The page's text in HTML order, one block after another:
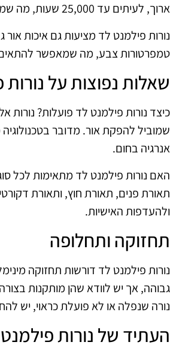
ארוך, לעיתים עד 25,000 שעות, מה שמפחית את הצורך להחליפן בתדירות גבוהה.
נורות פילמנט לד מציעות גם איכות אור
טמפרטורות צבע, מה שמאפשר
שאלות נפוצות על
שמוביל להפקת אור. מדובר
אנרגיה בחום.
האם נורות פילמנט לד מתאימות לכל
תאורת פנים, תאורת חוץ, ותאורת
ולהעדפות האישיות.
תחזוקה ותחלופה
נורות פילמנט לד דורשות תחזוקה
גבוהה, אך יש לוודא שהן מותקנות
נורה שנפלה או לא פועלת כראוי, יש
העתיד של נורות